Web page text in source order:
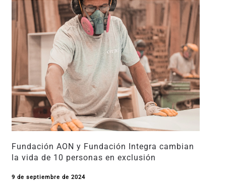
Fundación AON y Fundación Integra cambian
la vida de 10 personas en exclusión
9 de septiembre de 2024